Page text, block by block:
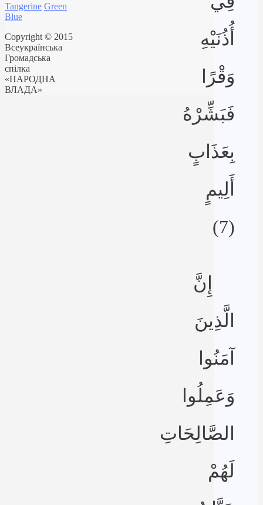
أُذُنَيْهِ
وَقْرًا
فَبَشِّرْهُ
بِعَذَابٍ
أَلِيمٍ
(7)
إِنَّ
الَّذِينَ
آمَنُوا
وَعَمِلُوا
الصَّالِحَاتِ
لَهُمْ
Tangerine Green
Blue
Copyright © 2015
Всеукраїнська
Громадська
спілка
«НАРОДНА
ВЛАДА»